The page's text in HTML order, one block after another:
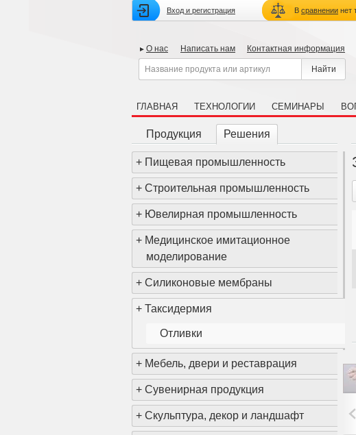
Вход и регистрация В сравнении нет
О нас Написать нам Контактная информация
ГЛАВНАЯ ТЕХНОЛОГИИ СЕМИНАРЫ
Продукция Решения
+ Пищевая промышленность
+ Строительная промышленность
+ Ювелирная промышленность
+ Медицинское имитационное
моделирование
+ Силиконовые мембраны
+ Таксидермия
Отливки
+ Мебель, двери и реставрация
+ Сувенирная продукция
+ Скульптура, декор и ландшафт
<